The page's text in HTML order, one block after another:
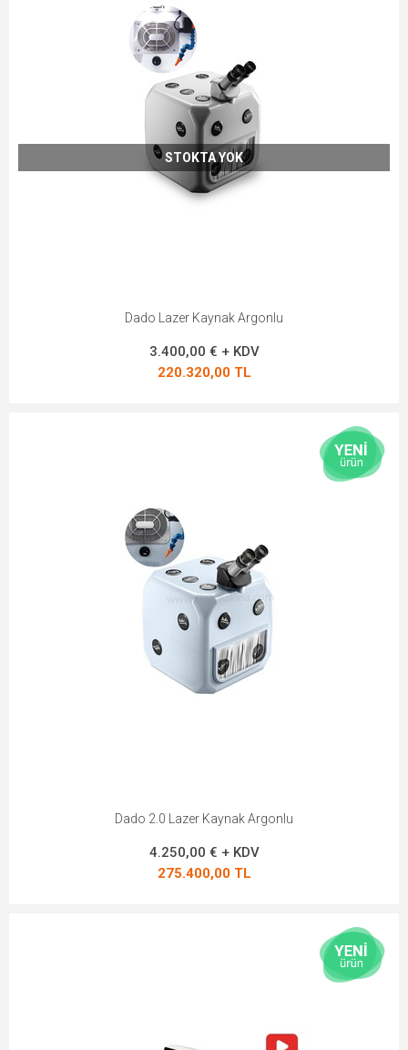
STOKTA YOK
Dado Lazer Kaynak Argonlu
3.400,00 € + KDV
220.320,00 TL
Dado 2.0 Lazer Kaynak Argonlu
4.250,00 € + KDV
275.400,00 TL